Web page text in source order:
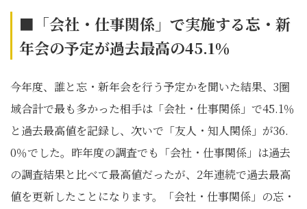
■「会社・仕事関係」で実施する忘・新
年会の予定が過去最高の45.1％
今年度、誰と忘・新年会を行う予定かを聞いた結果、3圏
域合計で最も多かった相手は「会社・仕事関係」で45.1％
と過去最高値を記録し、次いで「友人・知人関係」が36.
0％でした。昨年度の調査でも「会社・仕事関係」は過去
の調査結果と比べて最高値だったが、2年連続で過去最高
値を更新したことになります。「会社・仕事関係」の忘・